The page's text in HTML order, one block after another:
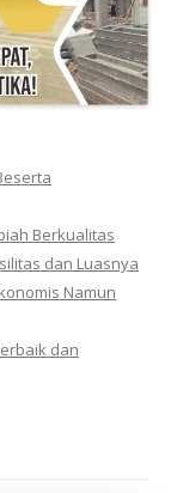
Berkualitas
dan Luasnya
Namun
dan